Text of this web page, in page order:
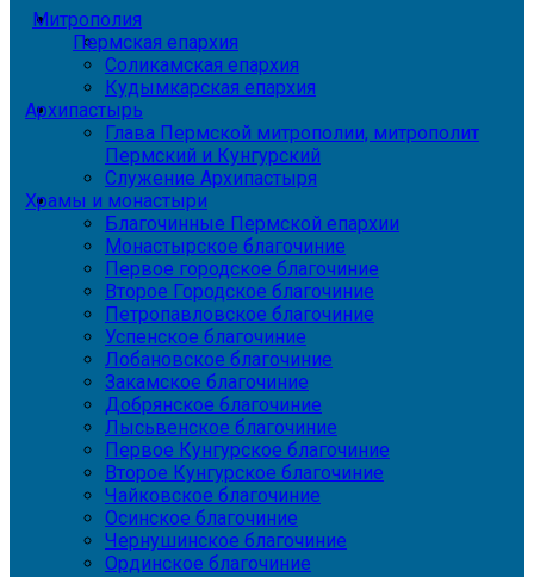
Митрополия
Пермская епархия
Соликамская епархия
Кудымкарская епархия
Архипастырь
Глава Пермской митрополии, митрополит
Пермский и Кунгурский
Служение Архипастыря
Храмы и монастыри
Благочинные Пермской епархии
Монастырское благочиние
Первое городское благочиние
Второе Городское благочиние
Петропавловское благочиние
Успенское благочиние
Лобановское благочиние
Закамское благочиние
Добрянское благочиние
Лысьвенское благочиние
Первое Кунгурское благочиние
Второе Кунгурское благочиние
Чайковское благочиние
Осинское благочиние
Чернушинское благочиние
Ординское благочиние